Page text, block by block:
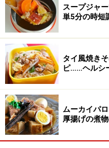
1
牛肉に下味をつける
牛肉は食べやすい大きさ
小さじ1）をふりかけて下
スープジャ
単5分の時短
タイ風焼き
ピ……ヘルシ
ムーカイパ
厚揚げの煮